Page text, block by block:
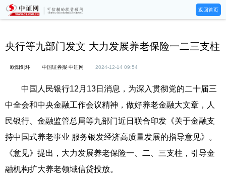
返回首页
央行等九部门发文 大力发展养老保险一二三支柱
欧阳剑环 中国证券报·中证网 2024-12-14 09:54
中国人民银行12月13日消息，为深入贯彻党的二十届三
中全会和中央金融工作会议精神，做好养老金融大文章，人
民银行、金融监管总局等九部门近日联合印发《关于金融支
持中国式养老事业 服务银发经济高质量发展的指导意见》。
《意见》提出，大力发展养老保险一、二、三支柱，引导金
融机构扩大养老领域信贷投放。